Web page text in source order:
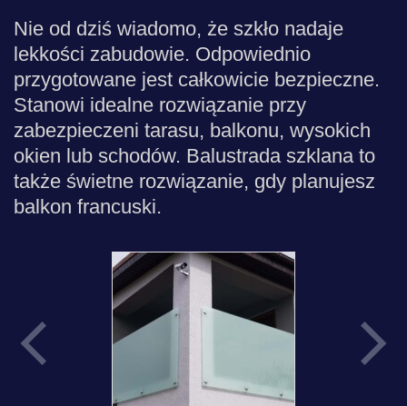
Nie od dziś wiadomo, że szkło nadaje
lekkości zabudowie. Odpowiednio
przygotowane jest całkowicie bezpieczne.
Stanowi idealne rozwiązanie przy
zabezpieczeni tarasu, balkonu, wysokich
okien lub schodów. Balustrada szklana to
także świetne rozwiązanie, gdy planujesz
balkon francuski.